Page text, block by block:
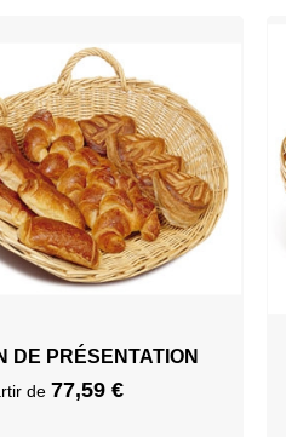
DE PRÉSENTATION
de 77,59 €